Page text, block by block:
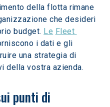
della flotta rimane
che desideri
budget. Le Fleet
i dati e gli
una strategia di
della vostra azienda.
punti di